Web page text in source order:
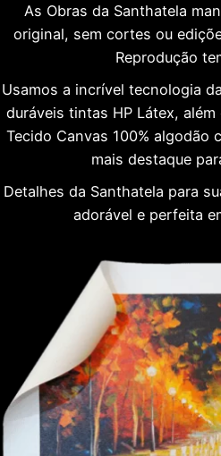
As Obras da Santhatela
original, sem cortes ou
Reprodução
Usamos a incrível tecnologia
duráveis tintas HP Látex,
Tecido Canvas 100% algodão
mais destaque
Detalhes da Santhatela para
adorável e perfeita